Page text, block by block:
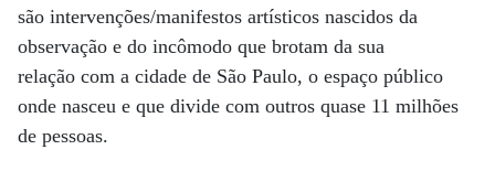
são intervenções/manifestos artísticos nascidos da
observação e do incômodo que brotam da sua
relação com a cidade de São Paulo, o espaço público
onde nasceu e que divide com outros quase 11 milhões
de pessoas.